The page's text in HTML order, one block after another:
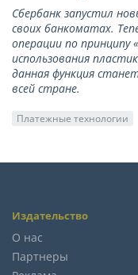
Сбербанк запустил
своих банкоматах.
операции по принципу
использования
данная функция
всей стране.
Платежные технологии
Издательство
О нас
Партнеры